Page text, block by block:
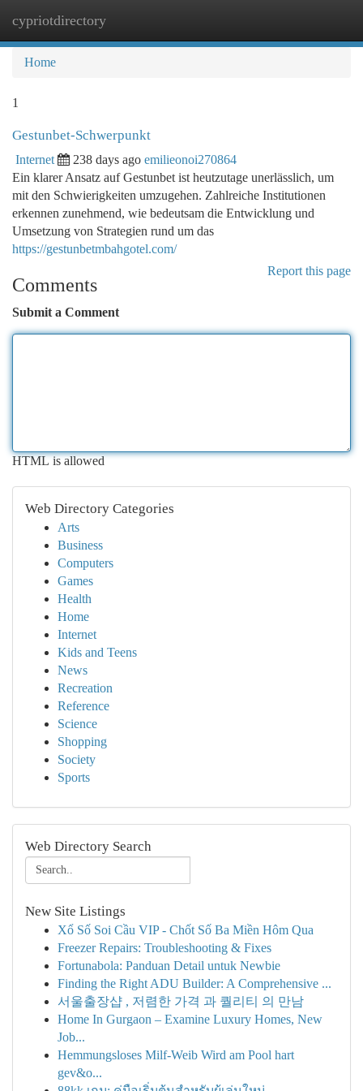
cypriotdirectory
Home
1
Gestunbet-Schwerpunkt
Internet 238 days ago emilieonoi270864
Ein klarer Ansatz auf Gestunbet ist heutzutage unerlässlich, um
mit den Schwierigkeiten umzugehen. Zahlreiche Institutionen
erkennen zunehmend, wie bedeutsam die Entwicklung und
Umsetzung von Strategien rund um das
https://gestunbetmbahgotel.com/
Report this page
Comments
Submit a Comment
HTML is allowed
Web Directory Categories
Arts
Business
Computers
Games
Health
Home
Internet
Kids and Teens
News
Recreation
Reference
Science
Shopping
Society
Sports
Web Directory Search
New Site Listings
Xổ Số Soi Cầu VIP - Chốt Số Ba Miền Hôm Qua
Freezer Repairs: Troubleshooting & Fixes
Fortunabola: Panduan Detail untuk Newbie
Finding the Right ADU Builder: A Comprehensive ...
서울출장샵 , 저렴한 가격 과 퀄리티 의 만남
Home In Gurgaon – Examine Luxury Homes, New
Job...
Hemmungsloses Milf-Weib Wird am Pool hart
gev&o...